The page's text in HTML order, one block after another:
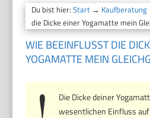
Du bist hier:Start → Kaufberatung
die Dicke einer Yogamatte mein
WIE BEEINFLUSST DIE
YOGAMATTE MEIN
Die Dicke deiner
wesentlichen Einfluss